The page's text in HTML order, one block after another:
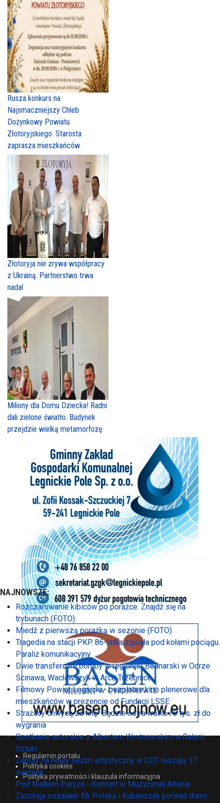
Rusza konkurs na
Najsmaczniejszy Chleb
Dożynkowy Powiatu
Złotoryjskiego. Starosta
zaprasza mieszkańców
Złotoryja nie zrywa współpracy
z Ukrainą. Partnerstwo trwa
nadal
Miliony dla Domu Dziecka! Radni
dali zielone światło. Budynek
przejdzie wielką metamorfozę
Regulamin portalu
Polityka cookies
Polityka prywatności i klauzula informacyjna
NAJNOWSZE:
Rozczarowanie kibiców po porażce. Znajdź się na
trybunach (FOTO)
Miedź z pierwszą porażką w sezonie (FOTO)
Tragedia na stacji PKP. 86-latka zginęła pod kołami pociągu.
Paraliż komunikacyjny
Dwie transferowe bomby w regionie! Bednarski w Odrze
Ścinawa, Wacławczyk w Arce Trzebnice
Filmowy Powiat Legnicki - bezpłatne kino plenerowe dla
mieszkańców w prezencie od Fundacji LSSE
Strażacy chwycą za linę! Będzie ostra walka i 5 tys. zł do
wygrania
Spotkanie autorskie z Albertem Wrotnowskim w Galerii
Sztuki
Zapisy na nowy sezon artystyczny w CDT ruszają 17
sierpnia
Pod Niebem Paryża - Koncert w Muzycznej Altanie
Złotoryja oszalała! Mr Polska i Kubańczyk porwali tłumy.